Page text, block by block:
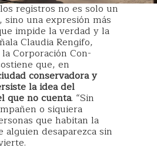
registros no es solo un
sino una expresión más
impide la verdad y la
Claudia Rengifo,
Corporación Con-
que, en
conservadora y
la idea del
que no cuenta. “Sin
o siquiera
que habitan la
alguien desaparezca sin